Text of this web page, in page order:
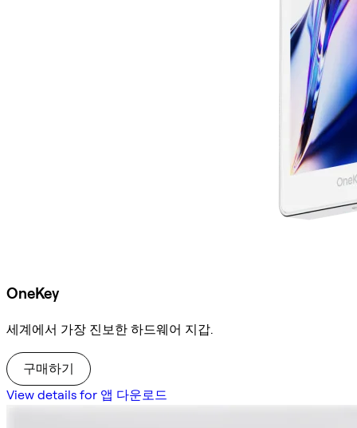
OneKey
세계에서 가장 진보한 하드웨어 지갑.
구매하기
View details for 앱 다운로드